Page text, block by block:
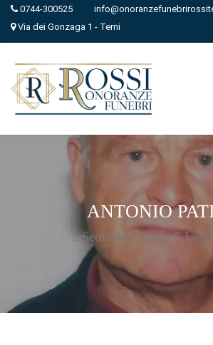
0744-300525
Via dei Gonzaga 1 - Terni
ANTONIO
5 Settembre 1934 - 5